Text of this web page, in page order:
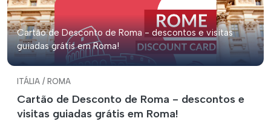
Cartão de Desconto de Roma - descontos e visitas
guiadas grátis em Roma!
ITÁLIA / ROMA
Cartão de Desconto de Roma - descontos e
visitas guiadas grátis em Roma!